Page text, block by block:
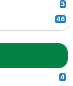
3
46
4